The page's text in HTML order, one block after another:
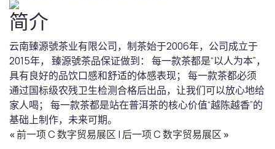
简介
云南臻源號茶业有限公司，制茶始于2006年，公司成立于
2015年， 臻源號茶品保证做到： 每一款茶都是“以人为本”，
具有良好的品饮口感和舒适的体感表现； 每一款茶都必须
通过国标级农残卫生检测合格后出品，让我们可以放心地给
家人喝； 每一款茶都是站在普洱茶的核心价值“越陈越香”的
基础上制作，未来可期。
«前一项 C 数字贸易展区 | 后一项 C 数字贸易展区 »